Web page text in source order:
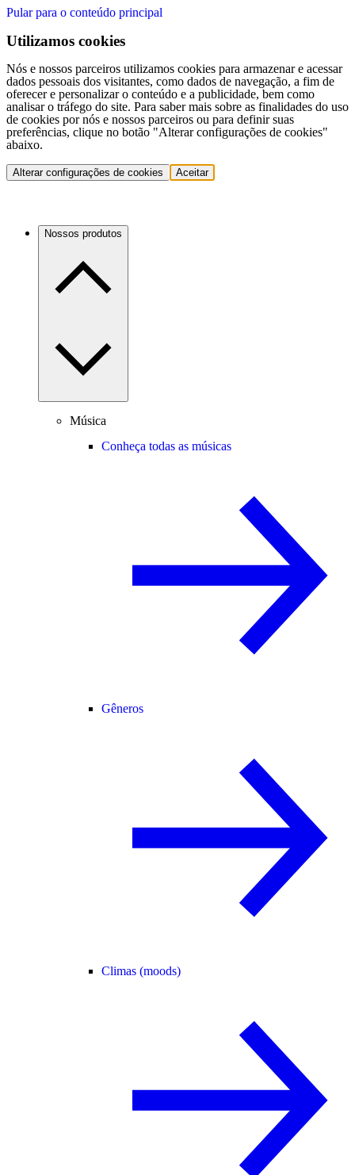
Pular para o conteúdo principal
Utilizamos cookies
Nós e nossos parceiros utilizamos cookies para armazenar e acessar
dados pessoais dos visitantes, como dados de navegação, a fim de
oferecer e personalizar o conteúdo e a publicidade, bem como
analisar o tráfego do site. Para saber mais sobre as finalidades do uso
de cookies por nós e nossos parceiros ou para definir suas
preferências, clique no botão "Alterar configurações de cookies"
abaixo.
Alterar configurações de cookies Aceitar
Nossos produtos
Música
Conheça todas as músicas
Gêneros
Climas (moods)